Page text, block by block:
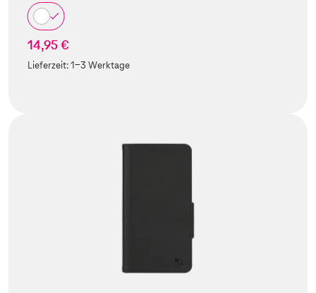
14,95 €
Lieferzeit:1-3 Werktage